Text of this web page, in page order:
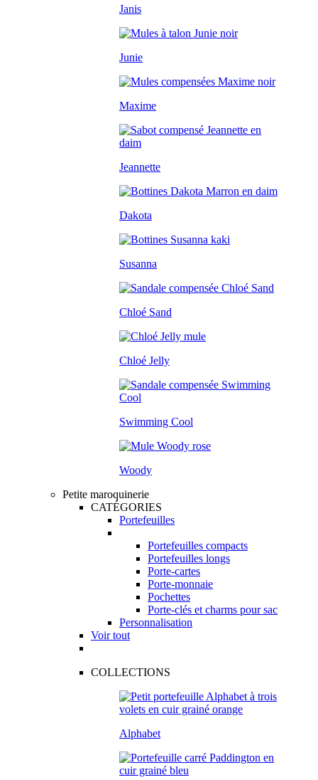
Janis
Junie
Maxime
Jeannette
Dakota
Susanna
Chloé Sand
Chloé Jelly
Swimming Cool
Woody
Petite maroquinerie
CATÉGORIES
Portefeuilles
Portefeuilles compacts
Portefeuilles longs
Porte-cartes
Porte-monnaie
Pochettes
Porte-clés et charms pour sac
Personnalisation
Voir tout
COLLECTIONS
Alphabet